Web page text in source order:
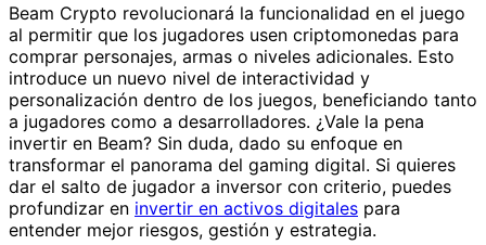
Beam Crypto revolucionará la funcionalidad en el juego
al permitir que los jugadores usen criptomonedas para
comprar personajes, armas o niveles adicionales. Esto
introduce un nuevo nivel de interactividad y
personalización dentro de los juegos, beneficiando tanto
a jugadores como a desarrolladores. ¿Vale la pena
invertir en Beam? Sin duda, dado su enfoque en
transformar el panorama del gaming digital. Si quieres
dar el salto de jugador a inversor con criterio, puedes
profundizar en invertir en activos digitales para
entender mejor riesgos, gestión y estrategia.